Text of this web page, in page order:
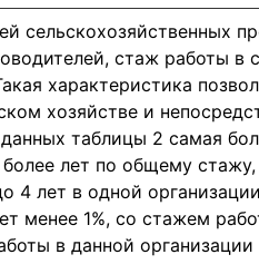
сельскохозяйственных
стаж работы в
характеристика
хозяйстве и
таблицы 2 самая
лет по общему
4 лет в одной
менее 1%, со стажем
в данной